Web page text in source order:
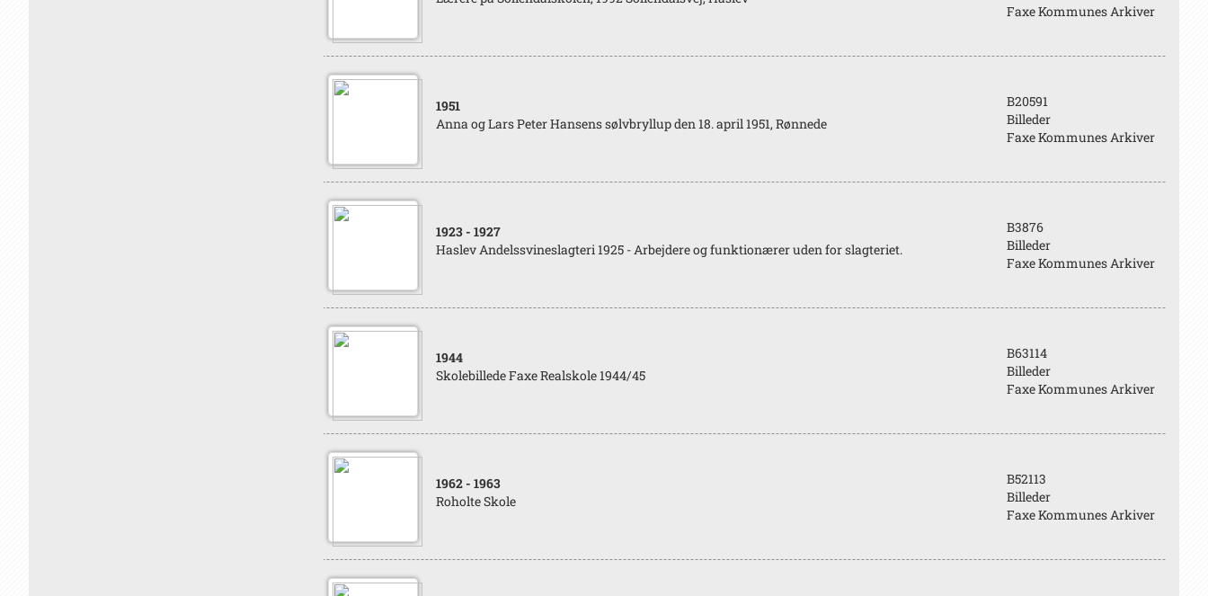
Faxe Kommunes Arkiver
1951
Anna og Lars Peter Hansens sølvbryllup den 18. april 1951, Rønnede
B20591
Billeder
Faxe Kommunes Arkiver
1923 - 1927
Haslev Andelssvineslagteri 1925 - Arbejdere og funktionærer uden for slagteriet.
B3876
Billeder
Faxe Kommunes Arkiver
1944
Skolebillede Faxe Realskole 1944/45
B63114
Billeder
Faxe Kommunes Arkiver
1962 - 1963
Roholte Skole
B52113
Billeder
Faxe Kommunes Arkiver